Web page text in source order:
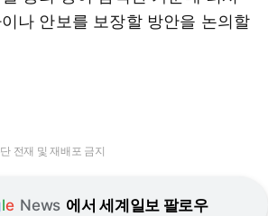
나 안보를 보장할 방안을 논의할
전재 및 재배포 금지
le News 에서 세계일보 팔로우